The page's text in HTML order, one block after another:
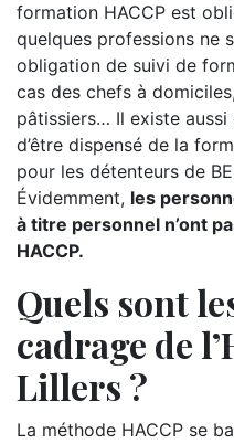
formation HACCP est
quelques professions ne
obligation de suivi de
cas des chefs à
pâtissiers… Il existe
d’être dispensé de la
pour les détenteurs de
Évidemment, les
à titre personnel n’ont
HACCP.
Quels sont
cadrage de
Lillers ?
La méthode HACCP se